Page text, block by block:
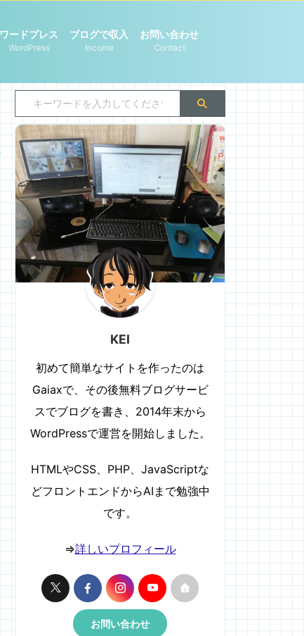
ワードプレス
WordPress
ブログで収入
Income
お問い合わせ
Contact
KEI
初めて簡単なサイトを作ったのは
Gaiaxで、その後無料ブログサービ
スでブログを書き、2014年末から
WordPressで運営を開始しました。
HTMLやCSS、PHP、JavaScriptな
どフロントエンドからAIまで勉強中
です。
⇒詳しいプロフィール
お問い合わせ